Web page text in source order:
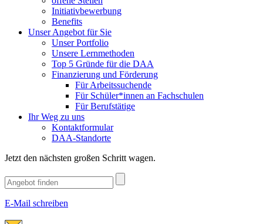
Initiativbewerbung
Benefits
Unser Angebot für Sie
Unser Portfolio
Unsere Lernmethoden
Top 5 Gründe für die DAA
Finanzierung und Förderung
Für Arbeitssuchende
Für Schüler*innen an Fachschulen
Für Berufstätige
Ihr Weg zu uns
Kontaktformular
DAA-Standorte
Jetzt den nächsten großen Schritt wagen.
E-Mail schreiben